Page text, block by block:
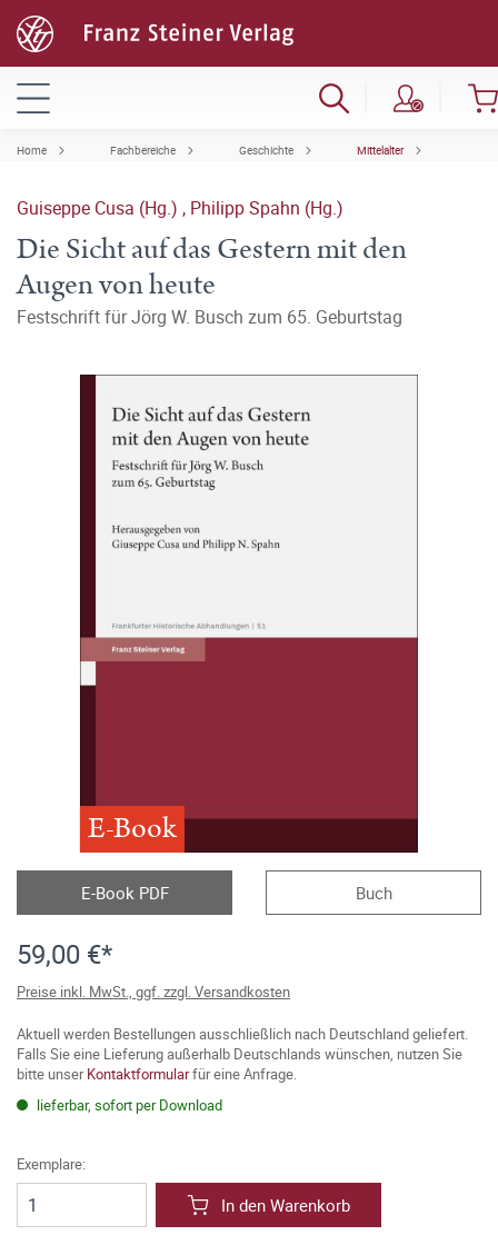
Home Fachbereiche Geschichte Mittelalter
Guiseppe Cusa (Hg.) , Philipp Spahn (Hg.)
Die Sicht auf das Gestern mit den
Augen von heute
Festschrift für Jörg W. Busch zum 65. Geburtstag
E-Book
E-Book PDF Buch
59,00 €*
Preise inkl. MwSt., ggf. zzgl. Versandkosten
Aktuell werden Bestellungen ausschließlich nach Deutschland geliefert.
Falls Sie eine Lieferung außerhalb Deutschlands wünschen, nutzen Sie
bitte unserKontaktformularfür eine Anfrage.
lieferbar, sofort per Download
Exemplare:
In den Warenkorb